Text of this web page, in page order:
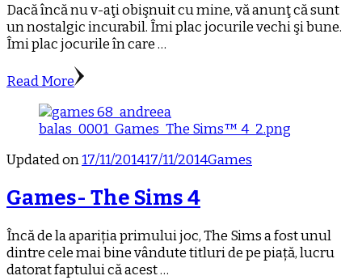
Dacă încă nu v-aţi obişnuit cu mine, vă anunţ că sunt
un nostalgic incurabil. Îmi plac jocurile vechi şi bune.
Îmi plac jocurile în care …
Read More
Updated on17/11/201417/11/2014Games
Games- The Sims 4
Încă de la apariția primului joc, The Sims a fost unul
dintre cele mai bine vândute titluri de pe piață, lucru
datorat faptului că acest …